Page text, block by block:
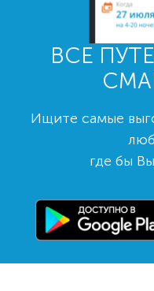
ВСЕ
Ищите самые
где бы